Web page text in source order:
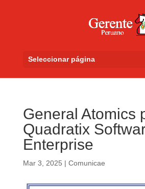
Seleccionar página
General Atomics
Quadratix
Enterprise
Mar 3, 2025 | Comunicae